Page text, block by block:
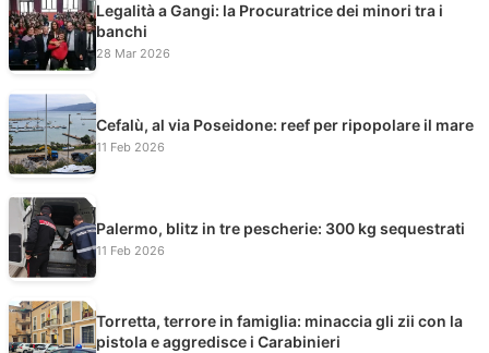
Legalità a Gangi: la Procuratrice dei minori tra i
banchi
28 Mar 2026
Cefalù, al via Poseidone: reef per ripopolare il mare
11 Feb 2026
Palermo, blitz in tre pescherie: 300 kg sequestrati
11 Feb 2026
Torretta, terrore in famiglia: minaccia gli zii con la
pistola e aggredisce i Carabinieri